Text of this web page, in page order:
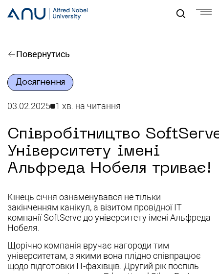
Повернутись
Досягнення
03.02.2025 1 хв. на читання
Співробітництво
Університету імені
Альфреда Нобеля триває!
Кінець січня ознаменувався не тільки
закінченням канікул, а візитом провідної ІТ
компанії SoftServe до університету імені Альфреда
Нобеля.
Щорічно компанія вручає нагороди тим
університетам, з якими вона плідно співпрацює
щодо підготовки ІТ-фахівців. Другий рік поспіль